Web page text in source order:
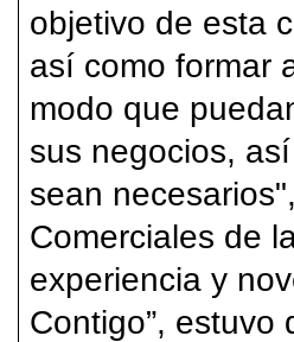
objetivo de esta
así como formar
modo que
sus negocios,
sean
Comerciales de
experiencia y
Contigo”,